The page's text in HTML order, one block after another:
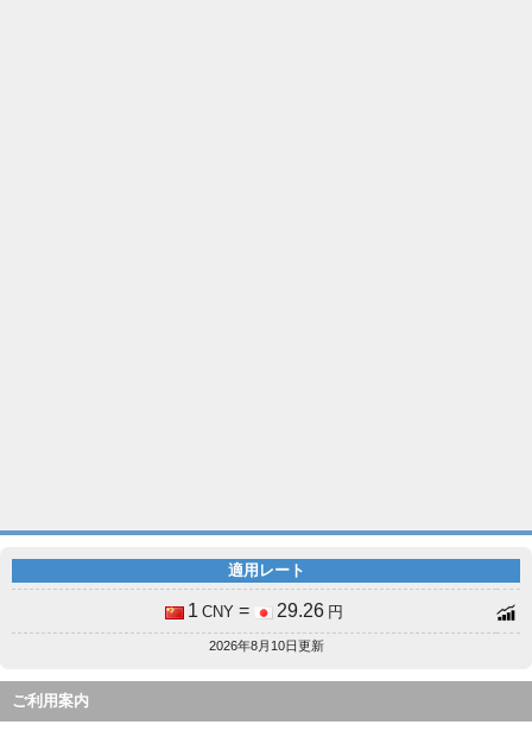
適用レート
1 CNY = 29.26 円
2026年8月10日更新
ご利用案内